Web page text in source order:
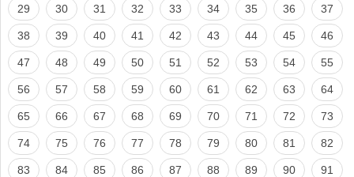
29 30 31 32 33 34 35 36 37
38 39 40 41 42 43 44 45 46
47 48 49 50 51 52 53 54 55
56 57 58 59 60 61 62 63 64
65 66 67 68 69 70 71 72 73
74 75 76 77 78 79 80 81 82
83 84 85 86 87 88 89 90 91